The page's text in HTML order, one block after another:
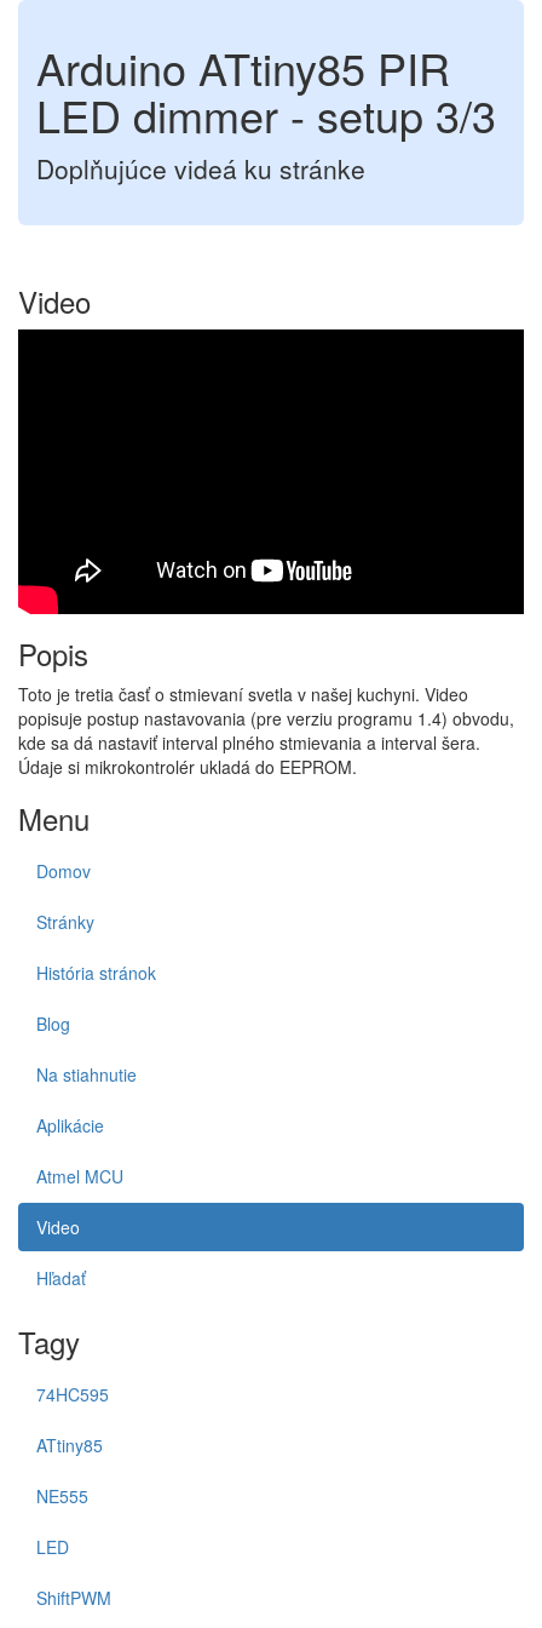
Arduino ATtiny85 PIR
LED dimmer - setup 3/3
Doplňujúce videá ku stránke
Video
Popis
Toto je tretia časť o stmievaní svetla v našej kuchyni. Video
popisuje postup nastavovania (pre verziu programu 1.4) obvodu,
kde sa dá nastaviť interval plného stmievania a interval šera.
Údaje si mikrokontrolér ukladá do EEPROM.
Menu
Domov
Stránky
História stránok
Blog
Na stiahnutie
Aplikácie
Atmel MCU
Video
Hľadať
Tagy
74HC595
ATtiny85
NE555
LED
ShiftPWM